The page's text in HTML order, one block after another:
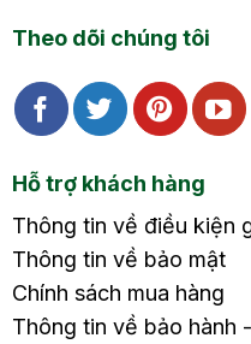
Theo dõi chúng tôi
Hỗ trợ khách hàng
Thông tin về điều kiện
Thông tin về bảo mật
Chính sách mua hàng
Thông tin về bảo hành